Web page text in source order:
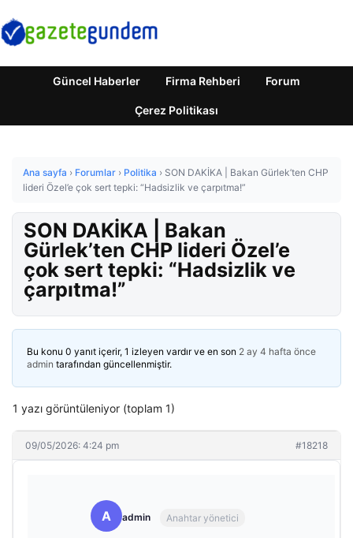
Güncel Haberler Firma Rehberi Forum
Çerez Politikası
Ana sayfa › Forumlar › Politika › SON DAKİKA | Bakan Gürlek’ten CHP
lideri Özel’e çok sert tepki: “Hadsizlik ve çarpıtma!”
SON DAKİKA | Bakan
Gürlek’ten CHP lideri Özel’e
çok sert tepki: “Hadsizlik ve
çarpıtma!”
Bu konu 0 yanıt içerir, 1 izleyen vardır ve en son 2 ay 4 hafta önce
admin tarafından güncellenmiştir.
1 yazı görüntüleniyor (toplam 1)
09/05/2026: 4:24 pm #18218
A admin Anahtar yönetici